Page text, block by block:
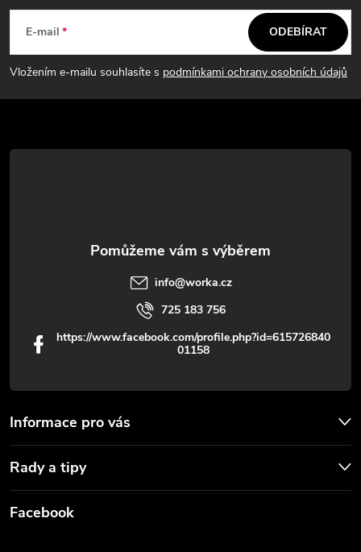
p
t
E-mail
Vložením e-mailu souhlasíte s podmínkami ochrany osobních údajů
ODEBÍRAT
Informace pro vás
Rady a tipy
info@worka.cz
725 183 756
https://www.facebook.com/profile.php?id=615726840
01158
Facebook